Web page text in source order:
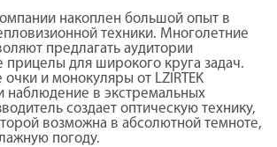
накоплен большой опыт в
техники. Многолетние
предлагать аудитории
прицелы для широкого круга задач.
и монокуляры от LZIRTEK
наблюдение в экстремальных
создает оптическую технику,
возможна в абсолютной темноте,
погоду.